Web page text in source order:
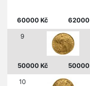
60000 Kč 62000
9
50000 Kč 50000
10